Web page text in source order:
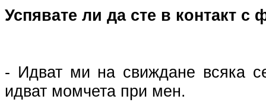
Успявате ли да сте в контакт с
- Идват ми на свиждане всяка
идват момчета при мен.